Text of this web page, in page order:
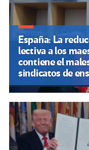
España: La
lectiva a los
contiene el
sindicatos de